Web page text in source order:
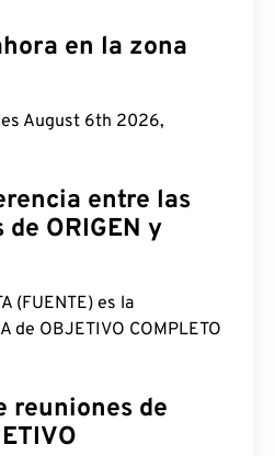
en la zona
es August 6th 2026,
entre las
ORIGEN y
(FUENTE) es la
de OBJETIVO COMPLETO
reuniones de